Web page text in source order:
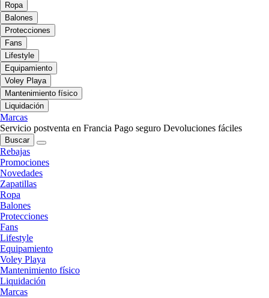
Ropa
Balones
Protecciones
Fans
Lifestyle
Equipamiento
Voley Playa
Mantenimiento físico
Liquidación
Marcas
Servicio postventa en Francia Pago seguro Devoluciones fáciles
Buscar
Rebajas
Promociones
Novedades
Zapatillas
Ropa
Balones
Protecciones
Fans
Lifestyle
Equipamiento
Voley Playa
Mantenimiento físico
Liquidación
Marcas